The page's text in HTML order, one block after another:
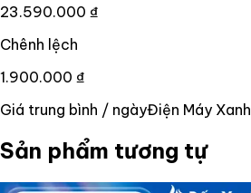
23.590.000 ₫
Chênh lệch
1.900.000 ₫
Giá trung bình / ngàyĐiện Máy Xanh
Sản phẩm tương tự